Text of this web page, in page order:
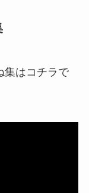
集はコチラで